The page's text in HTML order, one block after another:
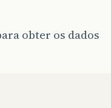
obter os dados